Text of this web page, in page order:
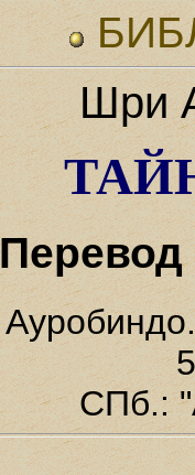
Шри
СПб.: